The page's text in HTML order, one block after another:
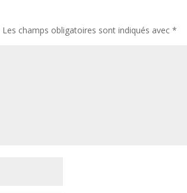
Les champs obligatoires sont indiqués avec*